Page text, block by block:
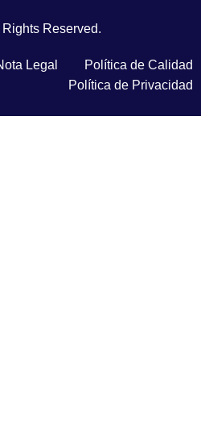
Reserved.
Legal
Política de Calidad
Política de Privacidad